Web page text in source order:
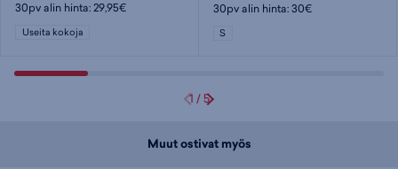
30pv alin hinta: 29,95€
Useita kokoja
30pv alin hinta: 30€
S
1 /5
Muut ostivat myös